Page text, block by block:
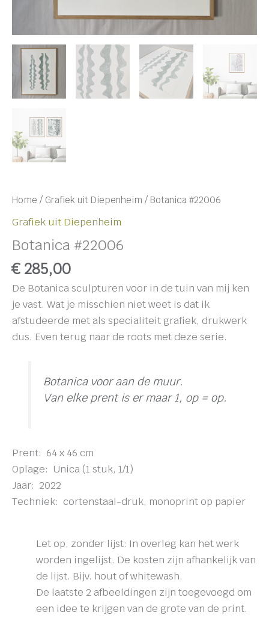
Home / Grafiek uit Diepenheim / Botanica #22006
Grafiek uit Diepenheim
Botanica #22006
€ 285,00
De Botanica sculpturen voor in de tuin van mij ken
je vast. Wat je misschien niet weet is dat ik
afstudeerde met als specialiteit grafiek, drukwerk
dus. Even terug naar de roots met deze serie.
Botanica voor aan de muur.
Van elke prent is er maar 1, op = op.
Prent: 64 x 46 cm
Oplage: Unica (1 stuk, 1/1)
Jaar: 2022
Techniek: cortenstaal-druk, monoprint op papier
Let op, zonder lijst: In overleg kan het werk
worden ingelijst. De kosten zijn afhankelijk van
de lijst. Bijv. hout of whitewash.
De laatste 2 afbeeldingen zijn toegevoegd om
een idee te krijgen van de grote van de print.